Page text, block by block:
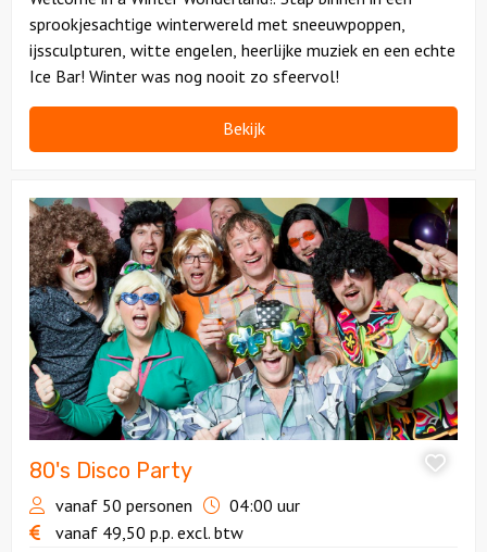
sprookjesachtige winterwereld met sneeuwpoppen,
ijssculpturen, witte engelen, heerlijke muziek en een echte
Ice Bar! Winter was nog nooit zo sfeervol!
Bekijk
Bekijk
80's
Disco
Party
80's Disco Party
vanaf 50 personen
04:00 uur
vanaf 49,50 p.p. excl. btw